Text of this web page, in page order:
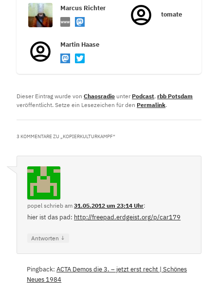
Marcus Richter
tomate
Martin Haase
Dieser Eintrag wurde vonChaosradio unter Podcast,rbb Potsdam
veröffentlicht. Setze ein Lesezeichen für den Permalink.
3 KOMMENTARE ZU „KOPIERKULTURKAMPF“
popel schrieb am31.05.2012 um 23:14 Uhr:
hier ist das pad: http://freepad.erdgeist.org/p/car179
Antworten ↓
Pingback:ACTA Demos die 3. – jetzt erst recht | Schönes
Neues 1984